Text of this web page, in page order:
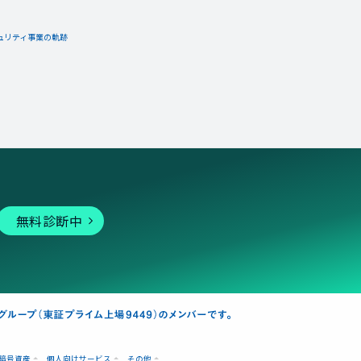
リティ事業の軌跡
無料診断中
号資産 個人向けサービス その他